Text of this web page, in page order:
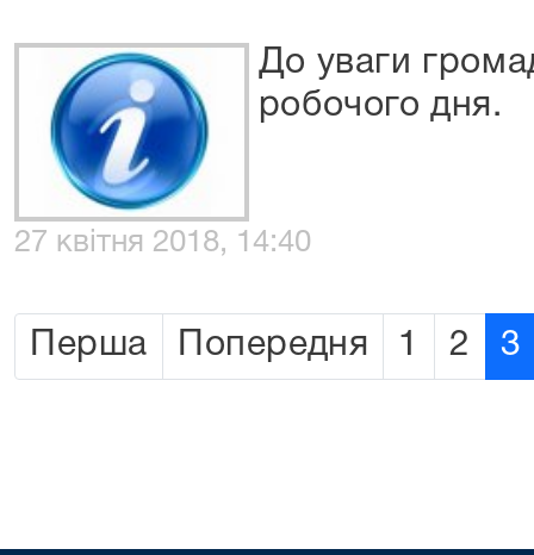
До уваги
робочого дня.
27 квітня 2018, 14:40
Перша Попередня 1 2 3